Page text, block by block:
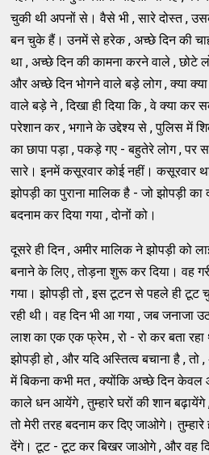
चुकी थी अपनों से। वैसे भी , सारे दोस्त ,
बन चुके हैं। उनमें से हरेक , अच्छे दिन की
था , अच्छे दिन की कामना करने वाले , छोटे
और अच्छे दिन भोगने वाले बड़े लोग , क्या
वाले बड़े ने , दिखा ही दिया कि , वे क्या
परेशान कर , भगाने के उद्देश्य से , पुलिस में
का छापा पड़ा , पकड़े गए - बहुतेरे लोग , पर
सारे। इनमें कसूरवार कोई नहीं। कसूरवार
झोपड़ी का पुराना मालिक है - जो झोपड़ी
बदनाम कर दिया गया , दोनों को।
दूसरे ही दिन , अमीर मालिक ने झोपड़ी को
बनाने के लिए , तोड़ना शुरू कर दिया। वह
गया। झोपड़ी तो , इस टूटन से पहले ही टूट
रही थी। वह दिन भी आ गया , जब जनाजा
लाश का एक एक फ्रेम , रो - रो कर बता रहा
झोपड़ी हो , और यदि अस्तित्व बचाना है ,
में बिकना कभी मत , क्योंकि अच्छे दिन
काले धन आयेंगे , तुम्हारे घरों की शान बढ़ायेंगे
तो मेरी तरह बदनाम कर दिए जाओगे। तुम्हारे
देंगे। टूट - टूट कर बिखर जाओगे , और वह